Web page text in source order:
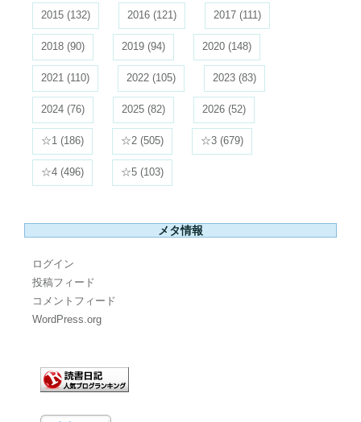
2015 (132) 2016 (121) 2017 (111)
2018 (90) 2019 (94) 2020 (148)
2021 (110) 2022 (105) 2023 (83)
2024 (76) 2025 (82) 2026 (52)
☆1 (186) ☆2 (505) ☆3 (679)
☆4 (496) ☆5 (103)
メタ情報
ログイン
投稿フィード
コメントフィード
WordPress.org